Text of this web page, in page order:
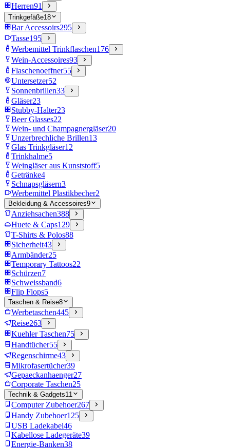
Herren91
Trinkgefäße18
Bar Accessoirs295
Tasse195
Werbemittel Trinkflaschen176
Wein-Accessoires93
Flaschenoeffner55
Untersetzer52
Sonnenbrillen33
Gläser23
Stubby-Halter23
Beer Glasses22
Wein- und Champagnergläser20
Unzerbrechliche Brillen13
Glas Trinkgläser12
Trinkhalme5
Weingläser aus Kunststoff5
Getränke4
Schnapsgläsern3
Werbemittel Plastikbecher2
Bekleidung & Accessoires9
Anziehsachen388
Huete & Caps129
T-Shirts & Polos88
Sicherheit43
Armbänder25
Temporary Tattoos22
Schürzen7
Schweissband6
Flip Flops5
Taschen & Reise8
Werbetaschen445
Reise263
Kuehler Taschen75
Handtücher55
Regenschirme43
Mikrofasertücher39
Gepaeckanhaenger27
Corporate Taschen25
Technik & Gadgets11
Computer Zubehoer267
Handy Zubehoer125
USB Ladekabel46
Kabellose Ladegeräte39
Energie-Banken38